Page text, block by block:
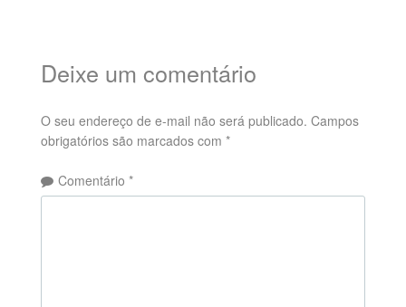
Deixe um comentário
O seu endereço de e-mail não será publicado. Campos
obrigatórios são marcados com *
Comentário *